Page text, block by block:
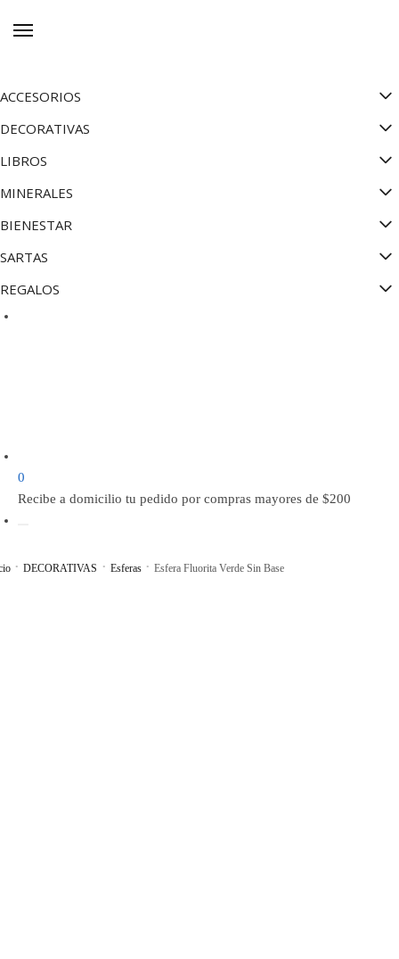
ACCESORIOS
DECORATIVAS
LIBROS
MINERALES
BIENESTAR
SARTAS
REGALOS
0
Recibe a domicilio tu pedido por compras mayores de $200
• DECORATIVAS • Esferas • Esfera Fluorita Verde Sin Base